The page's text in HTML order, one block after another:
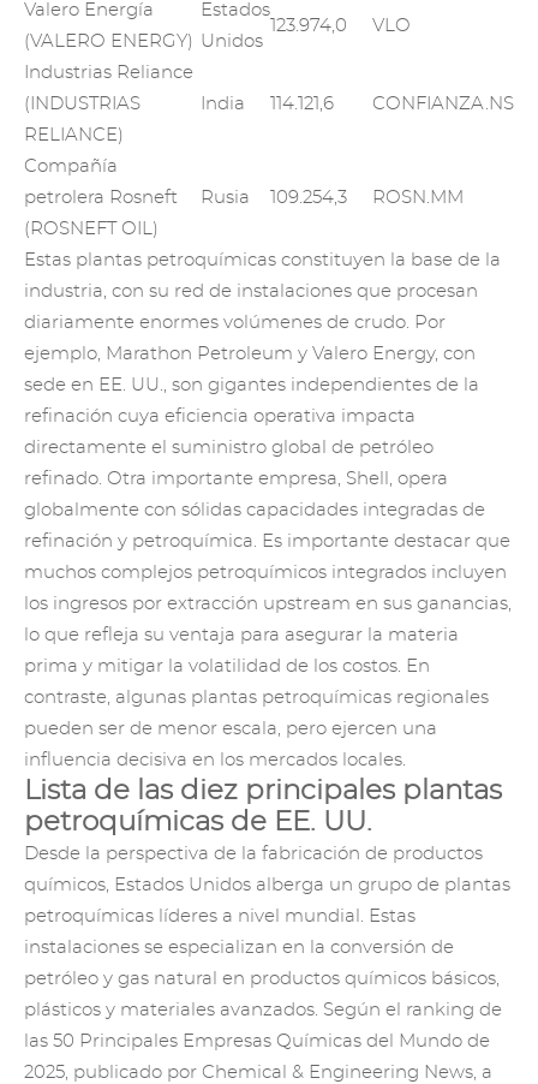
Valero Energía
(VALERO ENERGY)
Estados
Unidos
123.974,0 VLO
Industrias Reliance
(INDUSTRIAS
RELIANCE)
India 114.121,6 CONFIANZA.NS
Compañía
petrolera Rosneft
(ROSNEFT OIL)
Rusia 109.254,3 ROSN.MM
Estas plantas petroquímicas constituyen la base de la
industria, con su red de instalaciones que procesan
diariamente enormes volúmenes de crudo. Por
ejemplo, Marathon Petroleum y Valero Energy, con
sede en EE. UU., son gigantes independientes de la
refinación cuya eficiencia operativa impacta
directamente el suministro global de petróleo
refinado. Otra importante empresa, Shell, opera
globalmente con sólidas capacidades integradas de
refinación y petroquímica. Es importante destacar que
muchos complejos petroquímicos integrados incluyen
los ingresos por extracción upstream en sus ganancias,
lo que refleja su ventaja para asegurar la materia
prima y mitigar la volatilidad de los costos. En
contraste, algunas plantas petroquímicas regionales
pueden ser de menor escala, pero ejercen una
influencia decisiva en los mercados locales.
Lista de las diez principales plantas
petroquímicas de EE. UU.
Desde la perspectiva de la fabricación de productos
químicos, Estados Unidos alberga un grupo de plantas
petroquímicas líderes a nivel mundial. Estas
instalaciones se especializan en la conversión de
petróleo y gas natural en productos químicos básicos,
plásticos y materiales avanzados. Según el ranking de
las 50 Principales Empresas Químicas del Mundo de
2025, publicado por Chemical & Engineering News, a